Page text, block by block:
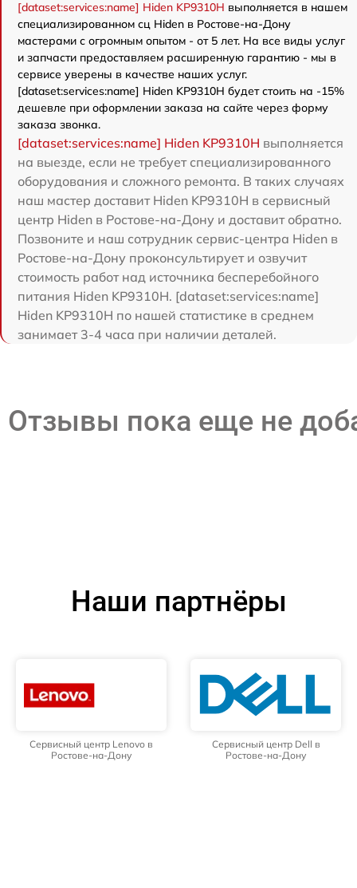
[dataset:services:name] Hiden KP9310H выполняется в нашем
специализированном сц Hiden в Ростове-на-Дону
мастерами с огромным опытом - от 5 лет. На все виды услуг
и запчасти предоставляем расширенную гарантию - мы в
сервисе уверены в качестве наших услуг.
[dataset:services:name] Hiden KP9310H будет стоить на -15%
дешевле при оформлении заказа на сайте через форму
заказа звонка.
[dataset:services:name] Hiden KP9310H выполняется
на выезде, если не требует специализированного
оборудования и сложного ремонта. В таких случаях
наш мастер доставит Hiden KP9310H в сервисный
центр Hiden в Ростове-на-Дону и доставит обратно.
Позвоните и наш сотрудник сервис-центра Hiden в
Ростове-на-Дону проконсультирует и озвучит
стоимость работ над источника бесперебойного
питания Hiden KP9310H. [dataset:services:name]
Hiden KP9310H по нашей статистике в среднем
занимает 3-4 часа при наличии деталей.
Отзывы пока еще не
Наши партнёры
Сервисный центр Lenovo в
Ростове-на-Дону
Сервисный центр Dell в
Ростове-на-Дону